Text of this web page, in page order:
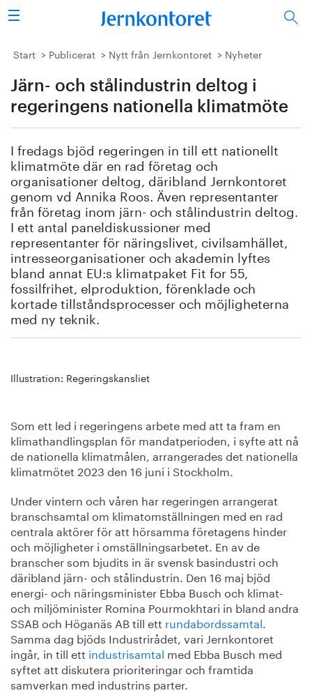
Sök
Stålindustrin
Vision 2050
Energi/miljö
Vi tycker
Publicerat
Bildbank
Om oss
Start Publicerat Nytt från Jernkontoret Nyheter
Järn- och stålindustrin deltog i
regeringens nationella klimatmöte
I fredags bjöd regeringen in till ett nationellt
klimatmöte där en rad företag och
organisationer deltog, däribland Jernkontoret
genom vd Annika Roos. Även representanter
från företag inom järn- och stålindustrin deltog.
I ett antal paneldiskussioner med
representanter för näringslivet, civilsamhället,
intresseorganisationer och akademin lyftes
bland annat EU:s klimatpaket Fit for 55,
fossilfrihet, elproduktion, förenklade och
kortade tillståndsprocesser och möjligheterna
med ny teknik.
Illustration: Regeringskansliet
Som ett led i regeringens arbete med att ta fram en
klimathandlingsplan för mandatperioden, i syfte att nå
de nationella klimatmålen, arrangerades det nationella
klimatmötet 2023 den 16 juni i Stockholm.
Under vintern och våren har regeringen arrangerat
branschsamtal om klimatomställningen med en rad
centrala aktörer för att hörsamma företagens hinder
och möjligheter i omställningsarbetet. En av de
branscher som bjudits in är svensk basindustri och
däribland järn- och stålindustrin. Den 16 maj bjöd
energi- och näringsminister Ebba Busch och klimat-
och miljöminister Romina Pourmokhtari in bland andra
SSAB och Höganäs AB till ett rundabordssamtal.
Samma dag bjöds Industrirådet, vari Jernkontoret
ingår, in till ett industrisamtal med Ebba Busch med
syftet att diskutera prioriteringar och framtida
samverkan med industrins parter.